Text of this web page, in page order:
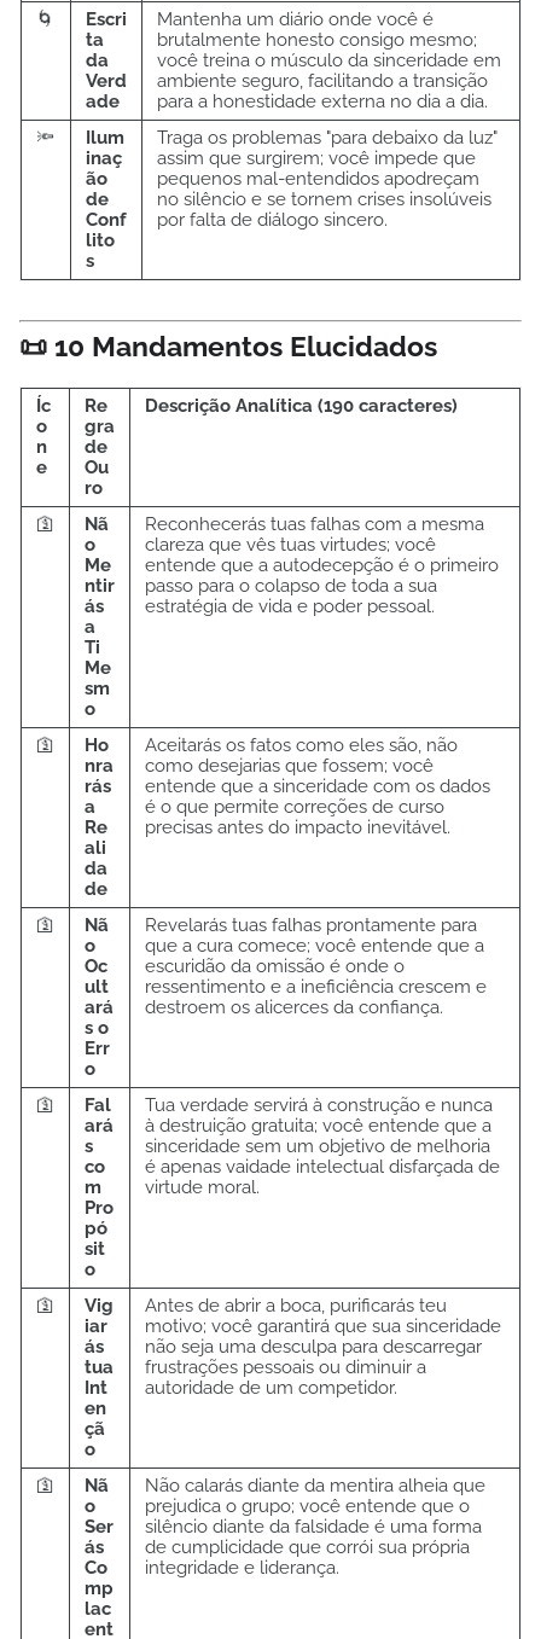
🌀
Escri
ta
da
Verd
ade
Mantenha um diário onde você é
brutalmente honesto consigo mesmo;
você treina o músculo da sinceridade em
ambiente seguro, facilitando a transição
para a honestidade externa no dia a dia.
🔦
Ilum
inaç
ão
de
Conf
lito
s
Traga os problemas "para debaixo da luz"
assim que surgirem; você impede que
pequenos mal-entendidos apodreçam
no silêncio e se tornem crises insolúveis
por falta de diálogo sincero.
📜 10 Mandamentos Elucidados
Íc
o
n
e
Re
gra
de
Ou
ro
Descrição Analítica (190 caracteres)
🛐
Nã
o
Me
ntir
ás
a
Ti
Me
sm
o
Reconhecerás tuas falhas com a mesma
clareza que vês tuas virtudes; você
entende que a autodecepção é o primeiro
passo para o colapso de toda a sua
estratégia de vida e poder pessoal.
🛐
Ho
nra
rás
a
Re
ali
da
de
Aceitarás os fatos como eles são, não
como desejarias que fossem; você
entende que a sinceridade com os dados
é o que permite correções de curso
precisas antes do impacto inevitável.
🛐
Nã
o
Oc
ult
ará
s o
Err
o
Revelarás tuas falhas prontamente para
que a cura comece; você entende que a
escuridão da omissão é onde o
ressentimento e a ineficiência crescem e
destroem os alicerces da confiança.
🛐
Fal
ará
s
co
m
Pro
pó
sit
o
Tua verdade servirá à construção e nunca
à destruição gratuita; você entende que a
sinceridade sem um objetivo de melhoria
é apenas vaidade intelectual disfarçada de
virtude moral.
🛐
Vig
iar
ás
tua
Int
en
çã
o
Antes de abrir a boca, purificarás teu
motivo; você garantirá que sua sinceridade
não seja uma desculpa para descarregar
frustrações pessoais ou diminuir a
autoridade de um competidor.
🛐
Nã
o
Ser
ás
Co
mp
lac
ent
Não calarás diante da mentira alheia que
prejudica o grupo; você entende que o
silêncio diante da falsidade é uma forma
de cumplicidade que corrói sua própria
integridade e liderança.